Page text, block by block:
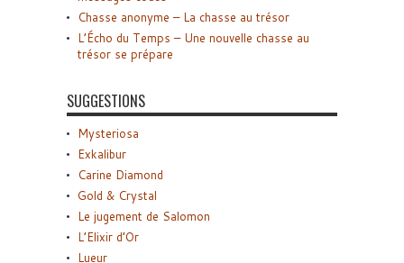
Chasse anonyme – La chasse au trésor
L’Écho du Temps – Une nouvelle chasse au
trésor se prépare
SUGGESTIONS
Mysteriosa
Exkalibur
Carine Diamond
Gold & Crystal
Le jugement de Salomon
L’Elixir d’Or
Lueur